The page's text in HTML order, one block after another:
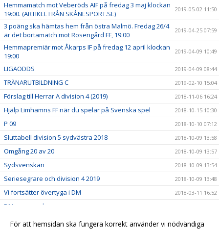
Hemmamatch mot Veberöds AIF på fredag 3 maj klockan
19:00. (ARTIKEL FRÅN SKÅNESPORT.SE)
2019-05-02 11:50
3 poäng ska hämtas hem från östra Malmö. Fredag 26/4
är det bortamatch mot Rosengård FF, 19:00
2019-04-25 07:59
Hemmapremiär mot Åkarps IF på fredag 12 april klockan
19:00
2019-04-09 10:49
LIGAODDS 2019-04-09 08:44
TRÄNARUTBILDNING C 2019-02-10 15:04
Förslag till Herrar A division 4 (2019) 2018-11-06 16:24
Hjälp Limhamns FF när du spelar på Svenska spel 2018-10-15 10:30
P 09 2018-10-10 07:12
Sluttabell division 5 sydvästra 2018 2018-10-09 13:58
Omgång 20 av 20 2018-10-09 13:57
Sydsvenskan 2018-10-09 13:54
Seriesegrare och division 4 2019 2018-10-09 13:48
Vi fortsätter övertyga i DM 2018-03-11 16:52
DMgruppspel
Bilder från LB07 Indoorcup P-09 Wihlborgs arena 2018-02-06 11:42
För att hemsidan ska fungera korrekt använder vi nödvändiga